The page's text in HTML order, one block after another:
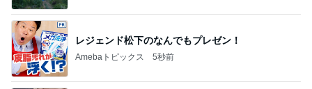
レジェンド松下のなんでもプレゼン！
Amebaトピックス 5秒前